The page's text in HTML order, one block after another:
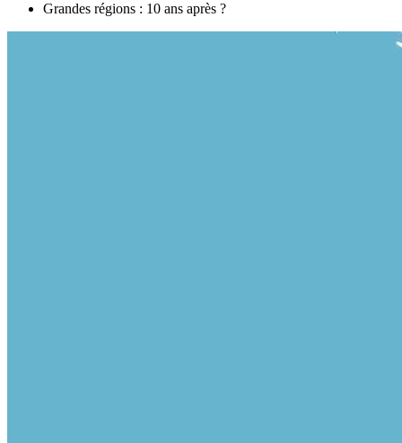
Grandes régions : 10 ans après ?